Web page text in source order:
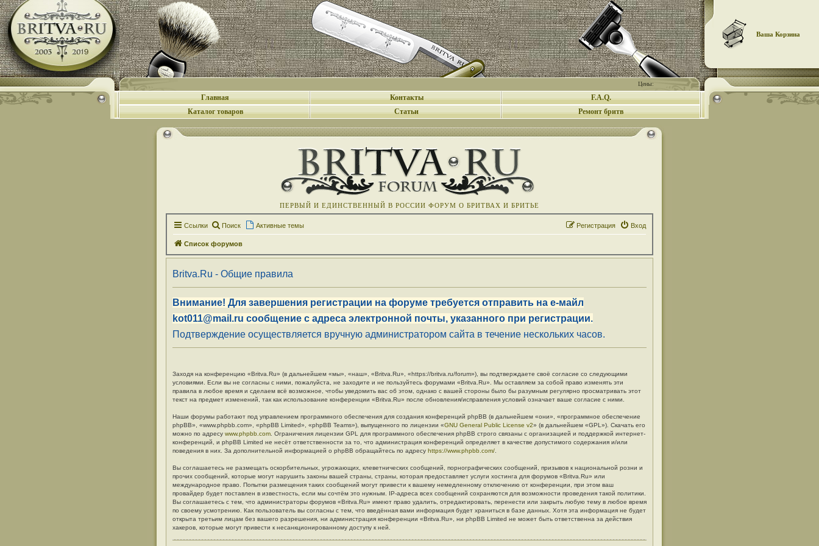
Цены:
Ваша Корзина
Главная Контакты
F.A.Q.
Каталог товаров
Статьи Ремонт бритв
ПЕРВЫЙ И ЕДИНСТВЕННЫЙ В РОССИИ ФОРУМ О БРИТВАХ И БРИТЬЕ
Ссылки Поиск Активные темы Вход
Регистрация
Список форумов
Britva.Ru - Общие правила
Внимание! Для завершения регистрации на форуме требуется отправить на е-майл
kot011@mail.ru сообщение с адреса электронной почты, указанного при регистрации.
Подтверждение осуществляется вручную администратором сайта в течение нескольких часов.
Заходя на конференцию «Britva.Ru» (в дальнейшем «мы», «наш», «Britva.Ru», «https://britva.ru/forum»), вы подтверждаете своё согласие со следующими
условиями. Если вы не согласны с ними, пожалуйста, не заходите и не пользуйтесь форумами «Britva.Ru». Мы оставляем за собой право изменять эти
правила в любое время и сделаем всё возможное, чтобы уведомить вас об этом, однако с вашей стороны было бы разумным регулярно просматривать этот
текст на предмет изменений, так как использование конференции «Britva.Ru» после обновления/исправления условий означает ваше согласие с ними.
Наши форумы работают под управлением программного обеспечения для создания конференций phpBB (в дальнейшем «они», «программное обеспечение
phpBB», «www.phpbb.com», «phpBB Limited», «phpBB Teams»), выпущенного по лицензии «GNU General Public License v2» (в дальнейшем «GPL»). Скачать его
можно по адресу www.phpbb.com . Ограничения лицензии GPL для программного обеспечения phpBB строго связаны с организацией и поддержкой интернет-
конференций, и phpBB Limited не несёт ответственности за то, что администрация конференций определяет в качестве допустимого содержания и/или
поведения в них. За дополнительной информацией о phpBB обращайтесь по адресу https://www.phpbb.com/
Вы соглашаетесь не размещать оскорбительных, угрожающих, клеветнических сообщений, порнографических сообщений, призывов к национальной розни и
прочих сообщений, которые могут нарушить законы вашей страны, страны, которая предоставляет услуги хостинга для форумов «Britva.Ru» или
международное право. Попытки размещения таких сообщений могут привести к вашему немедленному отключению от конференции, при этом ваш
провайдер будет поставлен в известность, если мы сочтём это нужным. IP-адреса всех сообщений сохраняются для возможности проведения такой политики.
Вы соглашаетесь с тем, что администраторы форумов «Britva.Ru» имеют право удалить, отредактировать, перенести или закрыть любую тему в любое время
по своему усмотрению. Как пользователь вы согласны с тем, что введённая вами информация будет храниться в базе данных. Хотя эта информация не будет
открыта третьим лицам без вашего разрешения, ни администрация конференции «Britva.Ru», ни phpBB Limited не может быть ответственна за действия
хакеров, которые могут привести к несанкционированному доступу к ней.